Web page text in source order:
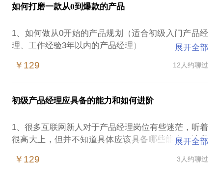
长；
3）会员卡、储值卡、积分券、会员等级制度的设计是
一家企业或平台精细化运作的核心，并且需要规划能
2.你的简历或项目经历如何能打动互联网大厂或金融
3.针对想要加入互联网大厂和金融机构的应届毕业
生，大厂或招哪些岗位，岗位的要求是什么？应聘过
4.应聘互联网大厂和金融机构过程中，简历的描述应
5.针对应届毕业生（大学毕业生），当前互联网行
业，金融行业，哪些业务，哪些职位是适合对应的应
如何打磨一款从0到爆款的产品
1、如何做从0开始的产品规划（适合初级入门产品经
理、工作经验3年以内的产品经理）
1）作为互联网从业经验超过16年的产品运营老兵，
1000万的下载，同样月活跃数超过100万的移动端产
品也有成功的运营和产品规划经验，希望能帮助互联
2）作为职场新人，会有很多的疑问，如何做调研，如
何做汇报、如何申请项目资源、如何组件团队，相信
展开全部
￥129 12人约聊过
初级产品经理应具备的能力和如何进阶
1、很多互联网新人对于产品经理岗位有些迷茫，听着
很高大上，但并不知道具体应该具备哪些能力，让我
展开全部
￥129 3人约聊过